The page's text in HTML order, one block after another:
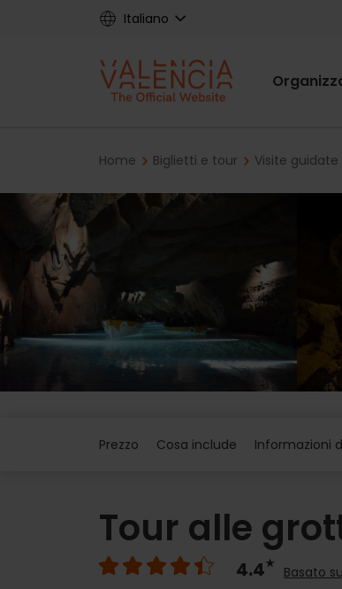
Italiano
Breadcrumb
Home Biglietti e tour Visite guidate
Prezzo Cosa include Informazioni
Tour alle
4.4 Basato